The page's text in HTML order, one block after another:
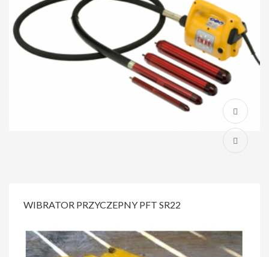
WIBRATOR PRZYCZEPNY PFT SR22